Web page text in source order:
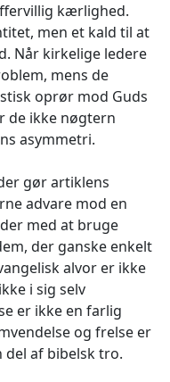
kærlighed.
men et kald til at
Når kirkelige ledere
mens de
oprør mod Guds
de ikke nøgtern
asymmetri.
gør artiklens
advare mod en
med at bruge
der ganske enkelt
alvor er ikke
i sig selv
er ikke en farlig
og frelse er
del af bibelsk tro.